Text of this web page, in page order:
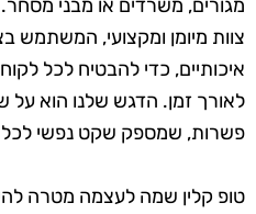
מגורים, משרדים או מבני
צוות מיומן ומקצועי, המשתמש
איכותיים, כדי להבטיח לכל
לאורך זמן. הדגש שלנו הוא על
פשרות, שמספק שקט נפשי לכל
טופ קלין שמה לעצמה מטרה